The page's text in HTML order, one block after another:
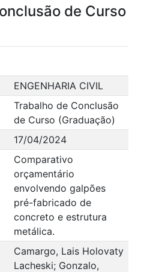
de Curso
ENGENHARIA CIVIL
Trabalho de Conclusão
de Curso (Graduação)
17/04/2024
Comparativo
orçamentário
envolvendo galpões
pré-fabricado de
concreto e estrutura
metálica.
Camargo, Lais Holovaty
Lacheski; Gonzalo,